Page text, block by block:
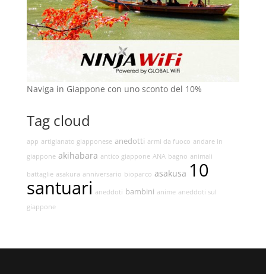
Naviga in Giappone con uno sconto del 10%
Tag cloud
app artigianato giapponese anedotti armi da fuoco andare in
giappone akihabara antico giappone ANA bagno animali
battaglie asakura anniversario bioparco asakusa 10
santuari aneddoti bambini anime aneddoti sul
giappone